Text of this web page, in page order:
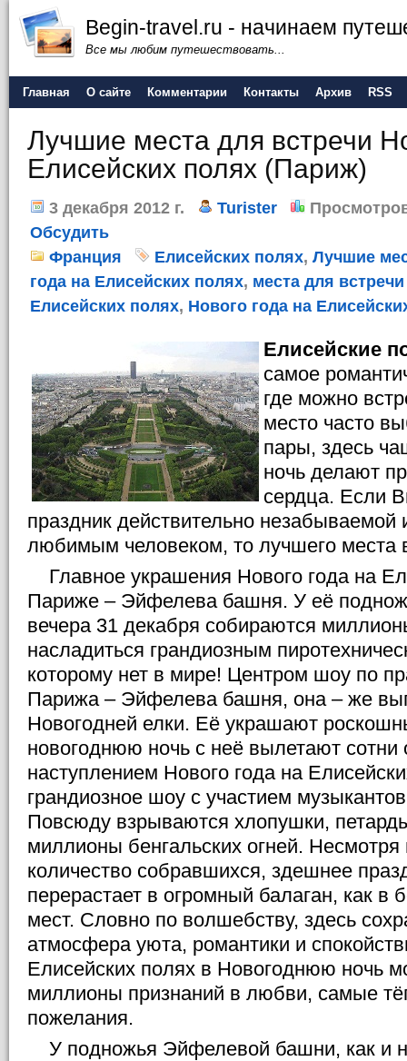
Begin-travel.ru - начинаем
Все мы любим путешествовать...
Главная О сайте Комментарии Контакты Архив RSS
Лучшие места для встречи
Елисейских полях (Париж)
3 декабря 2012 г. Turister
Обсудить
Франция
Елисейских полях, Лучшие
года на Елисейских полях, места для
Елисейских полях, Нового года на
Елисейские
самое
где можно
место часто
пары, здесь
ночь делают
сердца. Если
праздник действительно незабываемой
любимым человеком, то лучшего места
Главное украшения Нового года на
Париже – Эйфелева башня. У её
вечера 31 декабря собираются
насладиться грандиозным
которому нет в мире! Центром шоу по
Парижа – Эйфелева башня, она – же
Новогодней елки. Её украшают
новогоднюю ночь с неё вылетают сотни
наступлением Нового года на
грандиозное шоу с участием
Повсюду взрываются хлопушки,
миллионы бенгальских огней. Несмотря
количество собравшихся, здешнее
перерастает в огромный балаган, как в
мест. Словно по волшебству, здесь
атмосфера уюта, романтики и
Елисейских полях в Новогоднюю ночь
миллионы признаний в любви, самые
пожелания.
У подножья Эйфелевой башни, как и